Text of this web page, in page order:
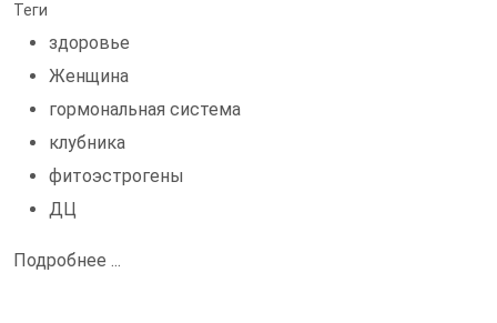
Теги
здоровье
Женщина
гормональная система
клубника
фитоэстрогены
ДЦ
Подробнее ...